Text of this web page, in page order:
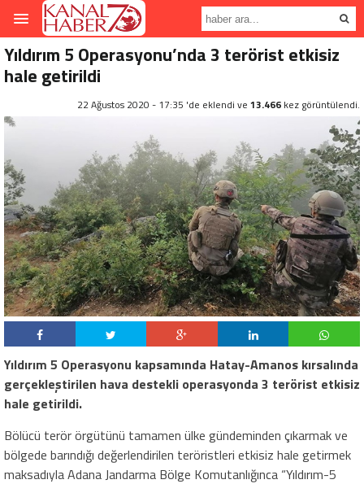
Yıldırım 5 Operasyonu’nda 3 terörist etkisiz
hale getirildi
22 Ağustos 2020 - 17:35 'de eklendi ve 13.466 kez görüntülendi.
Yıldırım 5 Operasyonu kapsamında Hatay-Amanos kırsalında
gerçekleştirilen hava destekli operasyonda 3 terörist etkisiz
hale getirildi.
Bölücü terör örgütünü tamamen ülke gündeminden çıkarmak ve
bölgede barındığı değerlendirilen teröristleri etkisiz hale getirmek
maksadıyla Adana Jandarma Bölge Komutanlığınca “Yıldırım-5